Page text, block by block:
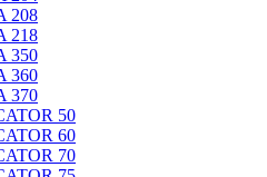
208
218
350
360
370
50
60
70